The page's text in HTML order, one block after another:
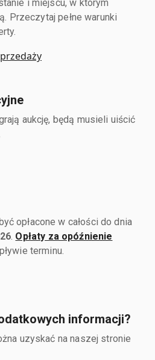
i miejscu, w którym
Przeczytaj pełne warunki
aukcję, będą musieli uiścić
opłacone w całości do dnia
Opłaty za opóźnienie
terminu.
informacji?
uzyskać na naszej stronie